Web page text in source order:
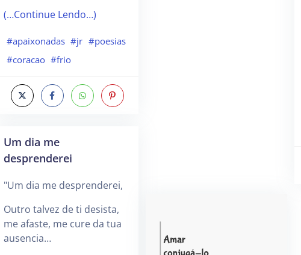
(…Continue Lendo…)
#apaixonadas #jr #poesias
#coracao #frio
Um dia me
desprenderei
"Um dia me desprenderei,
Outro talvez de ti desista,
me afaste, me cure da tua
ausencia…